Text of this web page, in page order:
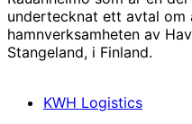
undertecknat ett avtal om
hamnverksamheten av
Stangeland, i Finland.
KWH Logistics